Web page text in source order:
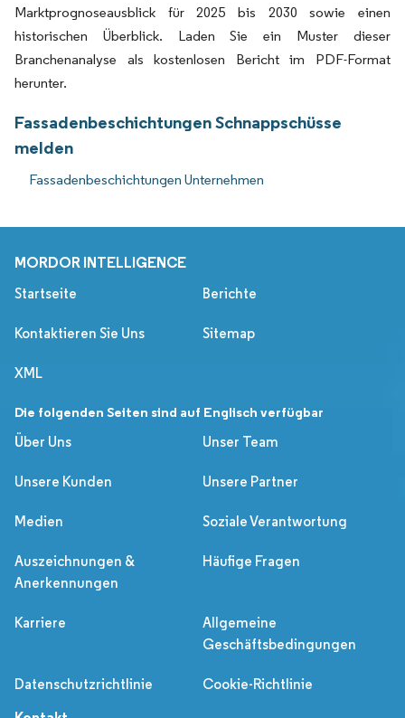
Marktprognoseausblick für 2025 bis 2030 sowie einen
historischen Überblick. Laden Sie ein Muster dieser
Branchenanalyse als kostenlosen Bericht im PDF-Format
herunter.
Fassadenbeschichtungen Schnappschüsse
melden
Fassadenbeschichtungen Unternehmen
MORDOR INTELLIGENCE
Startseite Berichte
Kontaktieren Sie Uns Sitemap
XML
Die folgenden Seiten sind auf Englisch verfügbar
Über Uns
Unser Team
Unsere Kunden Unsere Partner
Medien Soziale Verantwortung
Auszeichnungen &
Anerkennungen
Häufige Fragen
Karriere
Allgemeine
Geschäftsbedingungen
Datenschutzrichtlinie Cookie-Richtlinie